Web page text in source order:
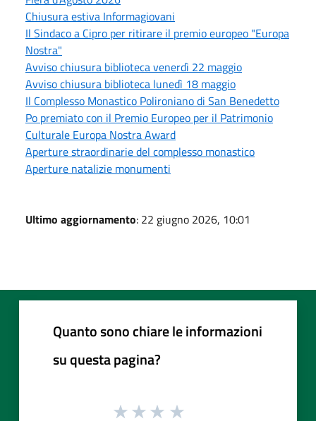
Chiusura estiva Informagiovani
Il Sindaco a Cipro per ritirare il premio europeo "Europa
Nostra"
Avviso chiusura biblioteca venerdì 22 maggio
Avviso chiusura biblioteca lunedì 18 maggio
Il Complesso Monastico Polironiano di San Benedetto
Po premiato con il Premio Europeo per il Patrimonio
Culturale Europa Nostra Award
Aperture straordinarie del complesso monastico
Aperture natalizie monumenti
Ultimo aggiornamento: 22 giugno 2026, 10:01
Quanto sono chiare le informazioni
su questa pagina?